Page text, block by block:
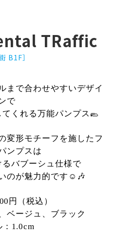
TRaffic
B1F］
まで合わせやすいデザイ
で
くれる万能パンプス🥿
変形モチーフを施した フ
ンプスは
バブーシュ仕様で
のが魅力的です☺️🎶
円（税込）
ベージュ、ブラック
：1.0cm